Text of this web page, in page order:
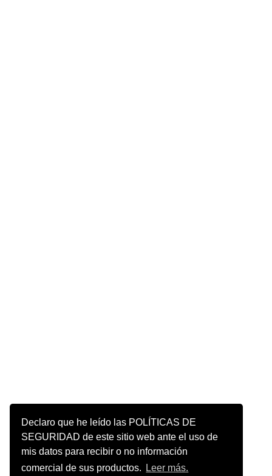
Declaro que he leído las POLÍTICAS DE
SEGURIDAD de este sitio web ante el uso de
mis datos para recibir o no información
comercial de sus productos.
Leer más.